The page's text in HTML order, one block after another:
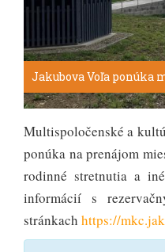
Jakubova Voľa ponúka
Multispoločenské a
ponúka na prenájom
rodinné stretnutia a
informácií s
stránkach https://